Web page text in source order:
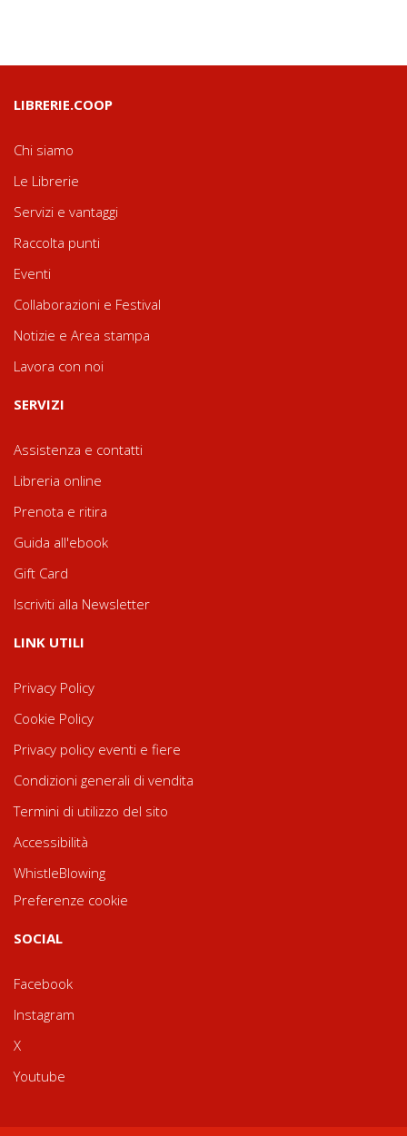
LIBRERIE.COOP
Chi siamo
Le Librerie
Servizi e vantaggi
Raccolta punti
Eventi
Collaborazioni e Festival
Notizie e Area stampa
Lavora con noi
SERVIZI
Assistenza e contatti
Libreria online
Prenota e ritira
Guida all'ebook
Gift Card
Iscriviti alla Newsletter
LINK UTILI
Privacy Policy
Cookie Policy
Privacy policy eventi e fiere
Condizioni generali di vendita
Termini di utilizzo del sito
Accessibilità
WhistleBlowing
Preferenze cookie
SOCIAL
Facebook
Instagram
X
Youtube